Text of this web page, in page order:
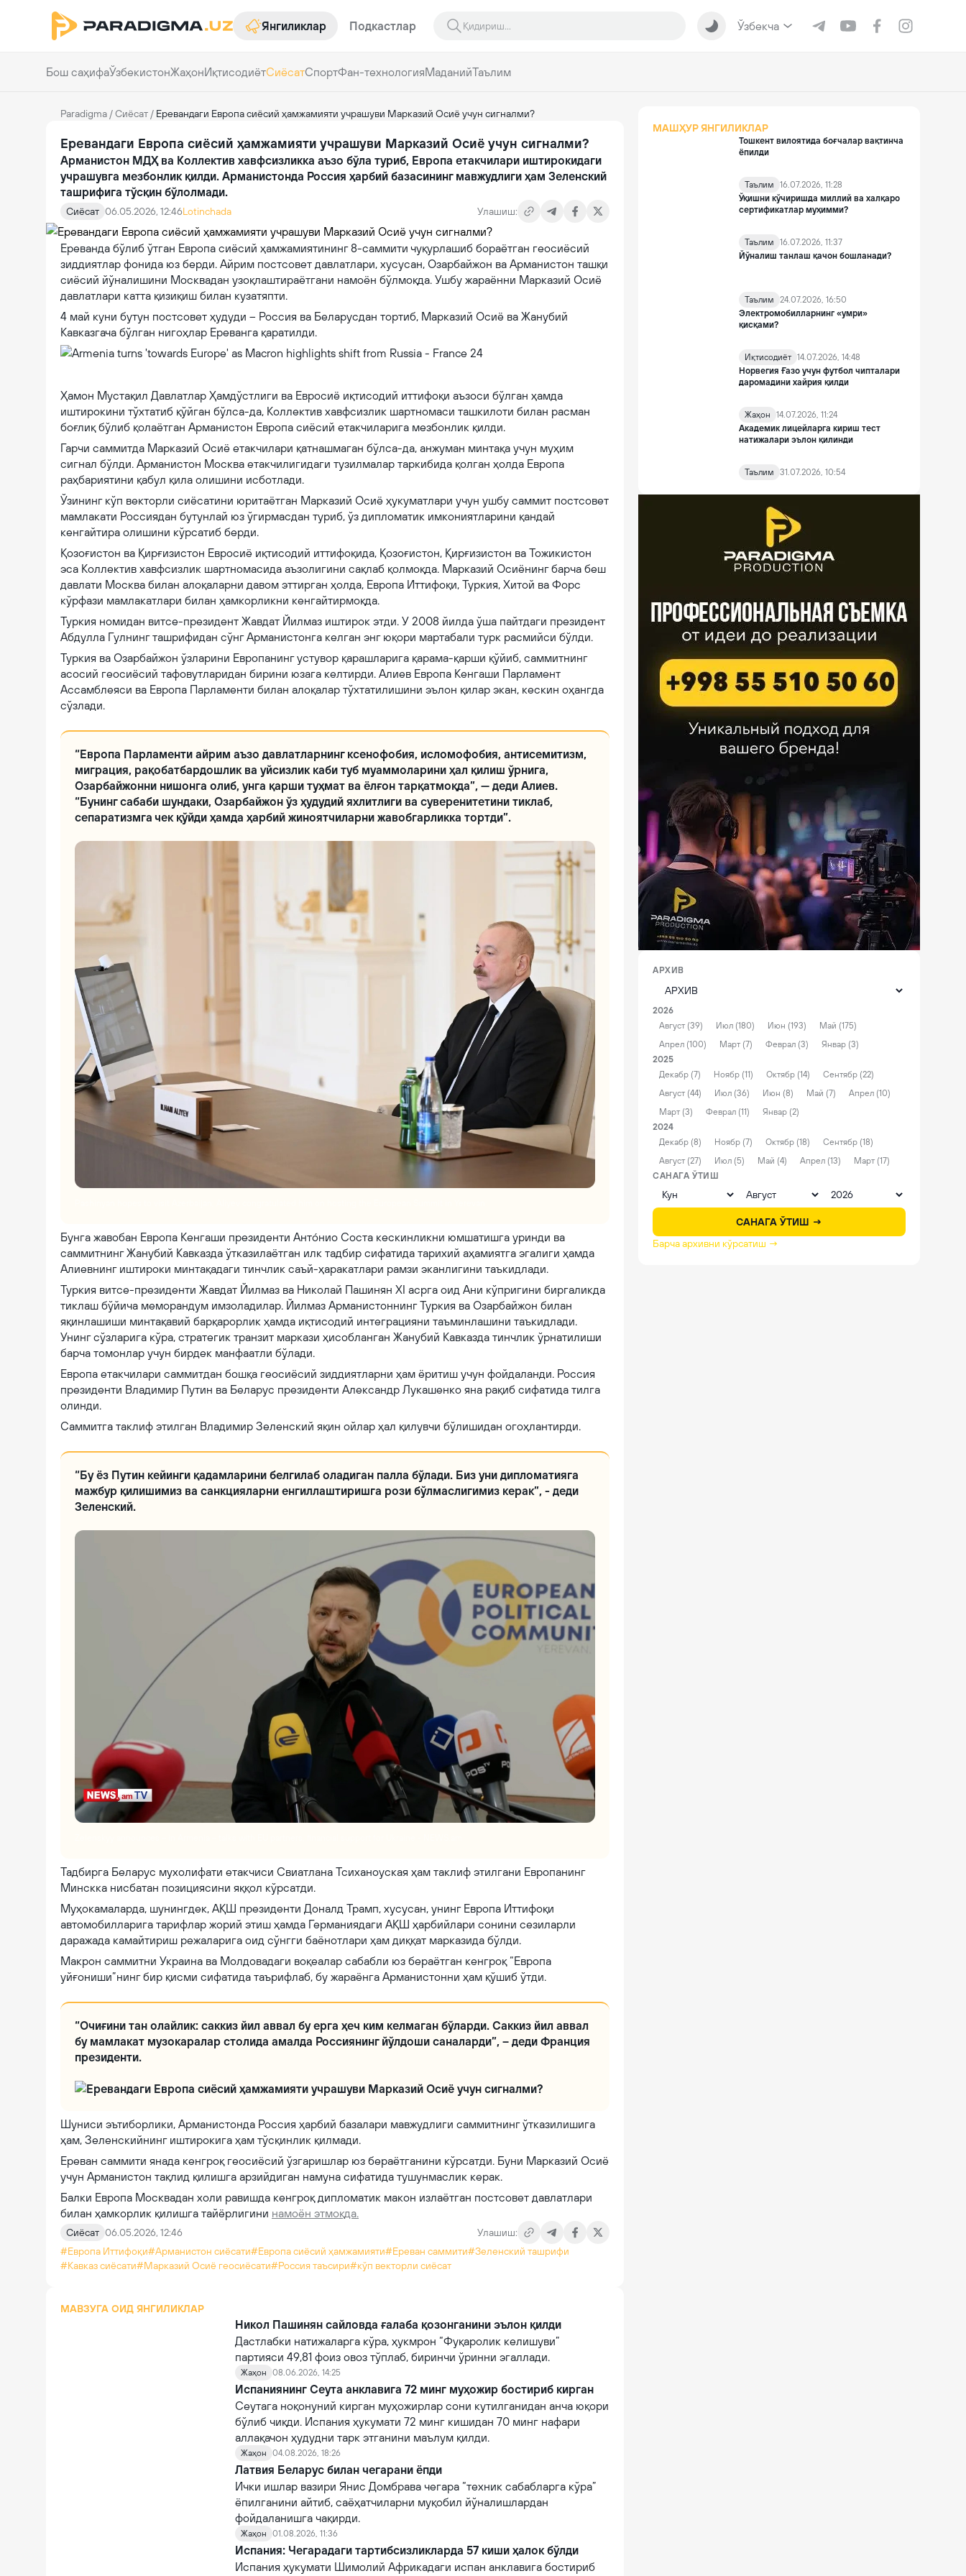
Янгиликлар Подкастлар Ўзбекча
Бош саҳифаЎзбекистонЖаҳонИқтисодиётСиёсатСпортФан-технологияМаданийТаълим
Paradigma /Сиёсат / Еревандаги Европа сиёсий ҳамжамияти учрашуви Марказий Осиё учун сигналми?
Еревандаги Европа сиёсий ҳамжамияти учрашуви Марказий Осиё учун сигналми?
Арманистон МДҲ ва Коллектив хавфсизликка аъзо бўла туриб, Европа етакчилари иштирокидаги
учрашувга мезбонлик қилди. Арманистонда Россия ҳарбий базасининг мавжудлиги ҳам Зеленский
ташрифига тўсқин бўлолмади.
Сиёсат 06.05.2026, 12:46Lotinchada Улашиш:
Ереванда бўлиб ўтган Европа сиёсий ҳамжамиятининг 8-саммити чуқурлашиб бораётган геосиёсий
зиддиятлар фонида юз берди. Айрим постсовет давлатлари, хусусан, Озарбайжон ва Арманистон ташқи
сиёсий йўналишини Москвадан узоқлаштираётгани намоён бўлмоқда. Ушбу жараённи Марказий Осиё
давлатлари катта қизиқиш билан кузатяпти.
4 май куни бутун постсовет ҳудуди – Россия ва Беларусдан тортиб, Марказий Осиё ва Жанубий
Кавказгача бўлган нигоҳлар Ереванга қаратилди.
Ҳамон Мустақил Давлатлар Ҳамдўстлиги ва Евросиё иқтисодий иттифоқи аъзоси бўлган ҳамда
иштирокини тўхтатиб қўйган бўлса-да, Коллектив хавфсизлик шартномаси ташкилоти билан расман
боғлиқ бўлиб қолаётган Арманистон Европа сиёсий етакчиларига мезбонлик қилди.
Гарчи саммитда Марказий Осиё етакчилари қатнашмаган бўлса-да, анжуман минтақа учун муҳим
сигнал бўлди. Арманистон Москва етакчилигидаги тузилмалар таркибида қолган ҳолда Европа
раҳбариятини қабул қила олишини исботлади.
Ўзининг кўп векторли сиёсатини юритаётган Марказий Осиё ҳукуматлари учун ушбу саммит постсовет
мамлакати Россиядан бутунлай юз ўгирмасдан туриб, ўз дипломатик имкониятларини қандай
кенгайтира олишини кўрсатиб берди.
Қозоғистон ва Қирғизистон Евросиё иқтисодий иттифоқида, Қозоғистон, Қирғизистон ва Тожикистон
эса Коллектив хавфсизлик шартномасида аъзолигини сақлаб қолмоқда. Марказий Осиёнинг барча беш
давлати Москва билан алоқаларни давом эттирган ҳолда, Европа Иттифоқи, Туркия, Хитой ва Форс
кўрфази мамлакатлари билан ҳамкорликни кенгайтирмоқда.
Туркия номидан витсе-президент Жавдат Йилмаз иштирок этди. У 2008 йилда ўша пайтдаги президент
Абдулла Гулнинг ташрифидан сўнг Арманистонга келган энг юқори мартабали турк расмийси бўлди.
Туркия ва Озарбайжон ўзларини Европанинг устувор қарашларига қарама-қарши қўйиб, саммитнинг
асосий геосиёсий тафовутларидан бирини юзага келтирди. Алиев Европа Кенгаши Парламент
Ассамблеяси ва Европа Парламенти билан алоқалар тўхтатилишини эълон қилар экан, кескин оҳангда
сўзлади.
“Европа Парламенти айрим аъзо давлатларнинг ксенофобия, исломофобия, антисемитизм,
миграция, рақобатбардошлик ва уйсизлик каби туб муаммоларини ҳал қилиш ўрнига,
Озарбайжонни нишонга олиб, унга қарши туҳмат ва ёлғон тарқатмоқда”, — деди Алиев.
“Бунинг сабаби шундаки, Озарбайжон ўз ҳудудий яхлитлиги ва суверенитетини тиклаб,
сепаратизмга чек қўйди ҳамда ҳарбий жиноятчиларни жавобгарликка тортди”.
Бунга жавобан Европа Кенгаши президенти Антóнио Cоста кескинликни юмшатишга уринди ва
саммитнинг Жанубий Кавказда ўтказилаётган илк тадбир сифатида тарихий аҳамиятга эгалиги ҳамда
Алиевнинг иштироки минтақадаги тинчлик саъй-ҳаракатлари рамзи эканлигини таъкидлади.
Туркия витсе-президенти Жавдат Йилмаз ва Николай Пашинян XI асрга оид Ани кўпригини биргаликда
тиклаш бўйича меморандум имзоладилар. Йилмаз Арманистоннинг Туркия ва Озарбайжон билан
яқинлашиши минтақавий барқарорлик ҳамда иқтисодий интеграцияни таъминлашини таъкидлади.
Унинг сўзларига кўра, стратегик транзит маркази ҳисобланган Жанубий Кавказда тинчлик ўрнатилиши
барча томонлар учун бирдек манфаатли бўлади.
Европа етакчилари саммитдан бошқа геосиёсий зиддиятларни ҳам ёритиш учун фойдаланди. Россия
президенти Владимир Путин ва Беларус президенти Александр Лукашенко яна рақиб сифатида тилга
олинди.
Саммитга таклиф этилган Владимир Зеленский яқин ойлар ҳал қилувчи бўлишидан огоҳлантирди.
“Бу ёз Путин кейинги қадамларини белгилаб оладиган палла бўлади. Биз уни дипломатияга
мажбур қилишимиз ва санкцияларни енгиллаштиришга рози бўлмаслигимиз керак”, - деди
Зеленский.
Тадбирга Беларус мухолифати етакчиси Свиатлана Тсиханоуская ҳам таклиф этилгани Европанинг
Минскка нисбатан позициясини яққол кўрсатди.
Муҳокамаларда, шунингдек, АҚШ президенти Доналд Трамп, хусусан, унинг Европа Иттифоқи
автомобилларига тарифлар жорий этиш ҳамда Германиядаги АҚШ ҳарбийлари сонини сезиларли
даражада камайтириш режаларига оид сўнгги баёнотлари ҳам диққат марказида бўлди.
Макрон саммитни Украина ва Молдовадаги воқеалар сабабли юз бераётган кенгроқ “Европа
уйғониши”нинг бир қисми сифатида таърифлаб, бу жараёнга Арманистонни ҳам қўшиб ўтди.
“Очиғини тан олайлик: саккиз йил аввал бу ерга ҳеч ким келмаган бўларди. Саккиз йил аввал
бу мамлакат музокаралар столида амалда Россиянинг йўлдоши саналарди”, – деди Франция
президенти.
Шуниси эътиборлики, Арманистонда Россия ҳарбий базалари мавжудлиги саммитнинг ўтказилишига
ҳам, Зеленскийнинг иштирокига ҳам тўсқинлик қилмади.
Ереван саммити янада кенгроқ геосиёсий ўзгаришлар юз бераётганини кўрсатди. Буни Марказий Осиё
учун Арманистон тақлид қилишга арзийдиган намуна сифатида тушунмаслик керак.
Балки Европа Москвадан холи равишда кенгроқ дипломатик макон излаётган постсовет давлатлари
билан ҳамкорлик қилишга тайёрлигини намоён этмоқда.
Сиёсат 06.05.2026, 12:46
Улашиш:
#Европа Иттифоқи#Арманистон сиёсати#Европа сиёсий ҳамжамияти#Ереван саммити#Зеленский ташрифи
#Кавказ сиёсати#Марказий Осиё геосиёсати#Россия таъсири#кўп векторли сиёсат
МАВЗУГА ОИД ЯНГИЛИКЛАР
Никол Пашинян сайловда ғалаба қозонганини эълон қилди
Дастлабки натижаларга кўра, ҳукмрон “Фуқаролик келишуви”
партияси 49,81 фоиз овоз тўплаб, биринчи ўринни эгаллади.
Жаҳон 08.06.2026, 14:25
Испаниянинг Сеута анклавига 72 минг муҳожир бостириб кирган
Сеутага ноқонуний кирган муҳожирлар сони кутилганидан анча юқори
бўлиб чиқди. Испания ҳукумати 72 минг кишидан 70 минг нафари
аллақачон ҳудудни тарк этганини маълум қилди.
Жаҳон 04.08.2026, 18:26
Латвия Беларус билан чегарани ёпди
Ички ишлар вазири Янис Домбрава чегара “техник сабабларга кўра”
ёпилганини айтиб, саёҳатчиларни муқобил йўналишлардан
фойдаланишга чақирди.
Жаҳон 01.08.2026, 11:36
Испания: Чегарадаги тартибсизликларда 57 киши ҳалок бўлди
Испания ҳукумати Шимолий Африкадаги испан анклавига бостириб
МАШҲУР ЯНГИЛИКЛАР
Тошкент вилоятида боғчалар вақтинча
ёпилди
Таълим
16.07.2026, 11:28
Ўқишни кўчиришда миллий ва халқаро
сертификатлар муҳимми?
Таълим
16.07.2026, 11:37
Йўналиш танлаш қачон бошланади?
Таълим
24.07.2026, 16:50
Электромобилларнинг «умри»
қисқами?
Иқтисодиёт 14.07.2026, 14:48
Норвегия Ғазо учун футбол чипталари
даромадини хайрия қилди
Жаҳон
14.07.2026, 11:24
Академик лицейларга кириш тест
натижалари эълон қилинди
Таълим 31.07.2026, 10:54
АРХИВ
2026
Август (39)
Июл (180) Июн (193)
Май (175)
Апрел (100)
Март (7) Феврал (3)
Январ (3)
2025
Декабр (7)
Ноябр (11) Октябр (14)
Сентябр (22)
Август (44)
Июл (36) Июн (8) Май (7)
Апрел (10)
Март (3)
Феврал (11)
Январ (2)
2024
Декабр (8)
Ноябр (7) Октябр (18)
Сентябр (18)
Август (27)
Июл (5) Май (4) Апрел (13)
Март (17)
САНАГА ЎТИШ
САНАГА ЎТИШ →
Барча архивни кўрсатиш →